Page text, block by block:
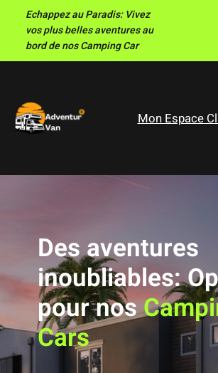
contenu
Echappez au Paradis: Vivez
vos plus belles aventures au
bord de nos Camping Car
Mon Espace
Des aventures
inoubliables:
pour nos
Cars